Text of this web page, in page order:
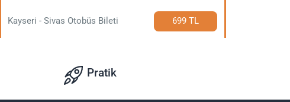
Kayseri - Sivas Otobüs Bileti 699 TL
Pratik